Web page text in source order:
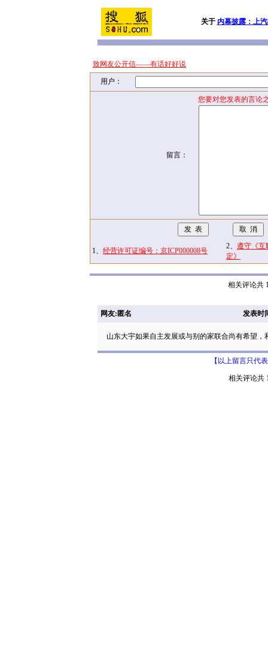
关于 内幕披露：上
致网友公开信——有话好好说
用户：
留言：
您要对您发表的言论
1、 经营许可证编号：京ICP000008号
2、 遵守《互
定》
相关评论共
网友:匿名 发表时
山东大宇如果自主发展或与别的家联合尚有希望，
【以上留言只代
相关评论共